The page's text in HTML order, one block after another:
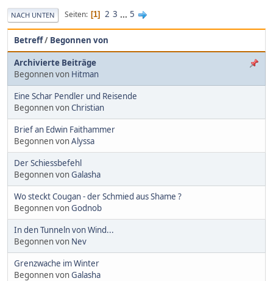
NACH UNTEN Seiten 1 2 3 ... 5
Betreff/ Begonnen von
Archivierte Beiträge
Begonnen von Hitman
Eine Schar Pendler und Reisende
Begonnen vonChristian
Brief an Edwin Faithammer
Begonnen vonAlyssa
Der Schiessbefehl
Begonnen vonGalasha
Wo steckt Cougan - der Schmied aus Shame ?
Begonnen vonGodnob
In den Tunneln von Wind...
Begonnen von Nev
Grenzwache im Winter
Begonnen vonGalasha